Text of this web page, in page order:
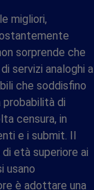
migliori,
sorprende che
servizi analoghi a
che soddisfino
probabilità di
censura, in
e i submit. Il
età superiore ai
usano
è adottare una